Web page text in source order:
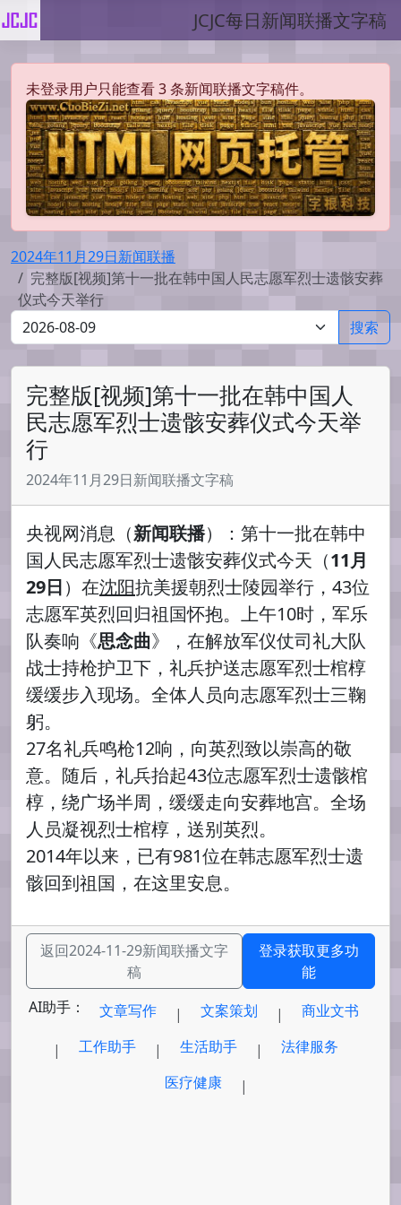
JCJC每日新闻联播文字稿
未登录用户只能查看 3 条新闻联播文字稿件。
2024年11月29日新闻联播
完整版[视频]第十一批在韩中国人民志愿军烈士遗骸安葬
仪式今天举行
搜索
完整版[视频]第十一批在韩中国人
民志愿军烈士遗骸安葬仪式今天举
行
2024年11月29日新闻联播文字稿
央视网消息（新闻联播）：第十一批在韩中
国人民志愿军烈士遗骸安葬仪式今天（11月
29日）在沈阳抗美援朝烈士陵园举行，43位
志愿军英烈回归祖国怀抱。上午10时，军乐
队奏响《思念曲》，在解放军仪仗司礼大队
战士持枪护卫下，礼兵护送志愿军烈士棺椁
缓缓步入现场。全体人员向志愿军烈士三鞠
躬。
27名礼兵鸣枪12响，向英烈致以崇高的敬
意。随后，礼兵抬起43位志愿军烈士遗骸棺
椁，绕广场半周，缓缓走向安葬地宫。全场
人员凝视烈士棺椁，送别英烈。
2014年以来，已有981位在韩志愿军烈士遗
骸回到祖国，在这里安息。
返回2024-11-29新闻联播文字
稿
登录获取更多功
能
AI助手：
文章写作 | 文案策划 |
商业文书
|
工作助手 | 生活助手 |
法律服务
医疗健康
|